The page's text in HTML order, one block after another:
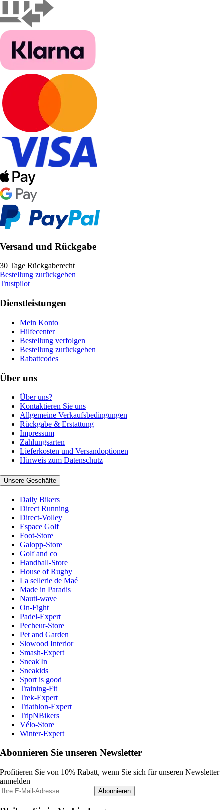
Versand und Rückgabe
30 Tage Rückgaberecht
Bestellung zurückgeben
Trustpilot
Dienstleistungen
Mein Konto
Hilfecenter
Bestellung verfolgen
Bestellung zurückgeben
Rabattcodes
Über uns
Über uns?
Kontaktieren Sie uns
Allgemeine Verkaufsbedingungen
Rückgabe & Erstattung
Impressum
Zahlungsarten
Lieferkosten und Versandoptionen
Hinweis zum Datenschutz
Unsere Geschäfte
Daily Bikers
Direct Running
Direct-Volley
Espace Golf
Foot-Store
Galopp-Store
Golf and co
Handball-Store
House of Rugby
La sellerie de Maé
Made in Paradis
Nauti-wave
On-Fight
Padel-Expert
Pecheur-Store
Pet and Garden
Slowood Interior
Smash-Expert
Sneak'In
Sneakids
Sport is good
Training-Fit
Trek-Expert
Triathlon-Expert
TripNBikers
Vélo-Store
Winter-Expert
Abonnieren Sie unseren Newsletter
Profitieren Sie von 10% Rabatt, wenn Sie sich für unseren Newsletter
anmelden
Abonnieren